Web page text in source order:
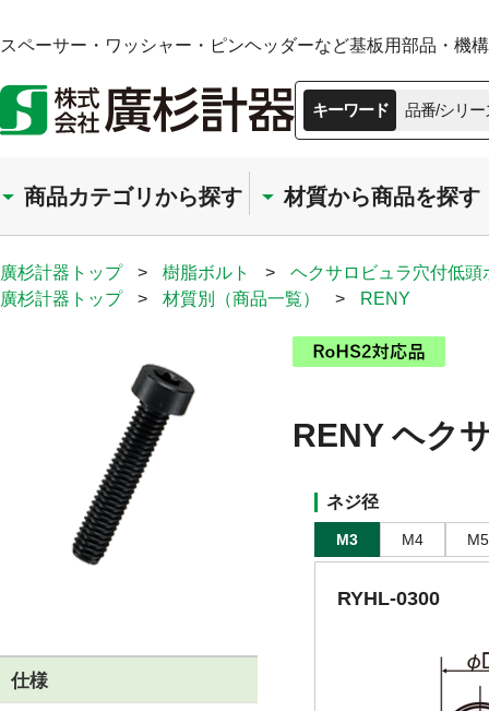
スペーサー・ワッシャー・ピンヘッダーなど基板用部品・機
キーワード 品番/シリー
商品カテゴリから探す 材質から商品を探す
廣杉計器トップ > 樹脂ボルト >
ヘクサロビュラ穴付低頭
廣杉計器トップ
> 材質別（商品一覧） > RENY
仕様
RENY ヘク
ネジ径
M3 M4 M5
RYHL-0300